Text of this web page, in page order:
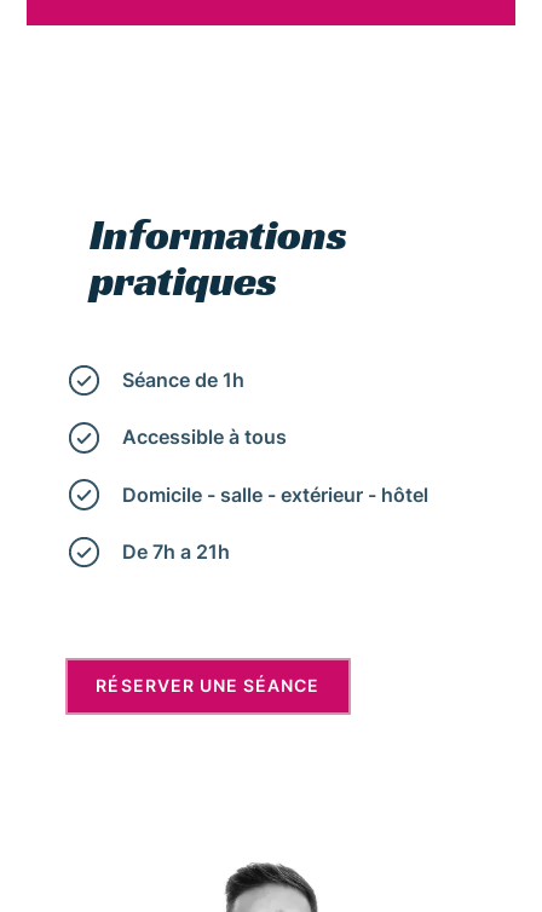
Informations
pratiques
Séance de 1h
Accessible à tous
Domicile - salle - extérieur - hôtel
De 7h a 21h
RÉSERVER UNE SÉANCE